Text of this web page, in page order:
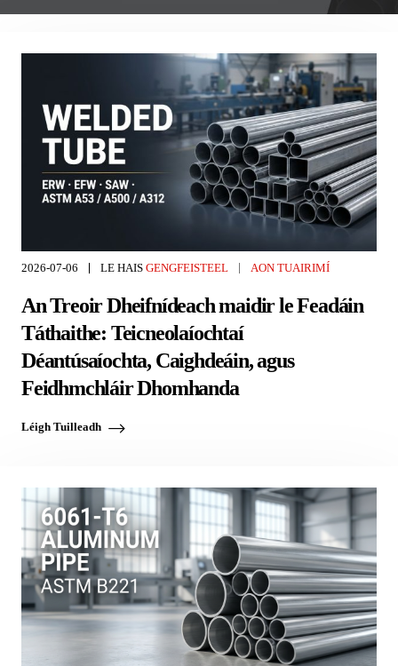
2026-07-06 LE HAIS GENGFEISTEEL AON TUAIRIMÍ
An Treoir Dheifnídeach maidir le Feadáin
Táthaithe: Teicneolaíochtaí
Déantúsaíochta, Caighdeáin, agus
Feidhmchláir Dhomhanda
Léigh Tuilleadh